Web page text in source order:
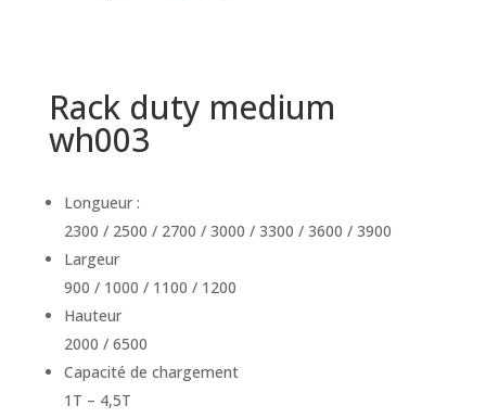
Rack duty medium
wh003
Longueur :
2300 / 2500 / 2700 / 3000 / 3300 / 3600 / 3900
Largeur
900 / 1000 / 1100 / 1200
Hauteur
2000 / 6500
Capacité de chargement
1T – 4,5T